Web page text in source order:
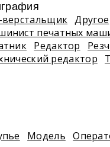
Другое
печатных
Редактор
редактор
Модель